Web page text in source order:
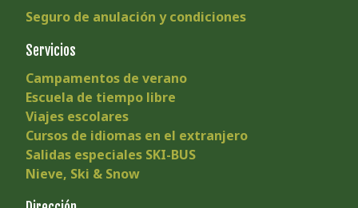
Seguro de anulación y condiciones
Servicios
Campamentos de verano
Escuela de tiempo libre
Viajes escolares
Cursos de idiomas en el extranjero
Salidas especiales SKI-BUS
Nieve, Ski & Snow